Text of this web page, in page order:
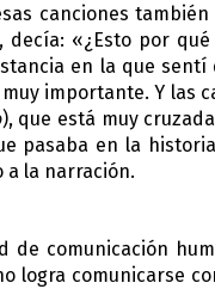
canciones
«¿Esto por
en la que
importante. Y las
), que está muy
pasaba en la
la narración.
de comunicación
logra comunicarse